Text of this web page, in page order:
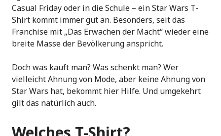
Casual Friday oder in die Schule – ein Star Wars T-
Shirt kommt immer gut an. Besonders, seit das
Franchise mit „Das Erwachen der Macht“ wieder eine
breite Masse der Bevölkerung anspricht.
Doch was kauft man? Was schenkt man? Wer
vielleicht Ahnung von Mode, aber keine Ahnung von
Star Wars hat, bekommt hier Hilfe. Und umgekehrt
gilt das natürlich auch.